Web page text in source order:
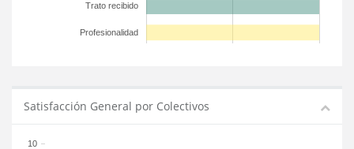
Trato recibido
Profesionalidad
Satisfacción General por Colectivos
10